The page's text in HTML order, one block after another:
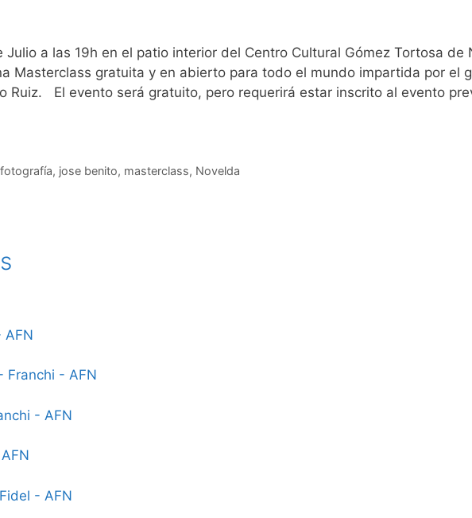
Julio a las 19h en el patio interior del Centro Cultural Gómez Tortosa
Masterclass gratuita y en abierto para todo el mundo impartida por el
Ruiz. El evento será gratuito, pero requerirá estar inscrito al evento
fotografía, jose benito, masterclass, Novelda